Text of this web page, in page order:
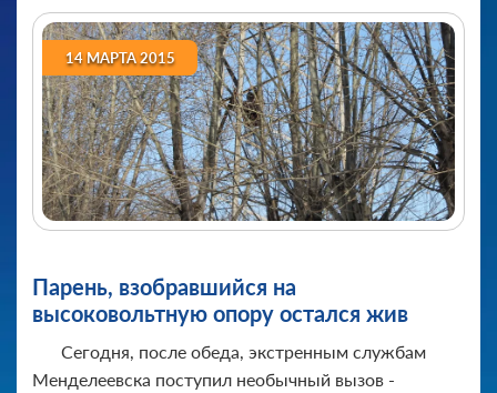
14 МАРТА 2015
Парень, взобравшийся на
высоковольтную опору остался жив
Сегодня, после обеда, экстренным службам
Менделеевска поступил необычный вызов -